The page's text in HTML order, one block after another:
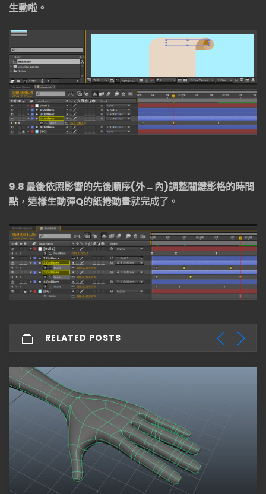
生動啦。
9.8最後依照影響的先後順序(外→內)調整關鍵影格的時間
點，這樣生動彈Q的紙捲動畫就完成了。
RELATED POSTS